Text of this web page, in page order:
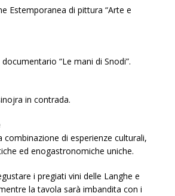
Estemporanea di pittura “Arte e
“Le mani di Snodi”.
in contrada.
combinazione di esperienze culturali,
ed enogastronomiche uniche.
i pregiati vini delle Langhe e
la tavola sarà imbandita con i